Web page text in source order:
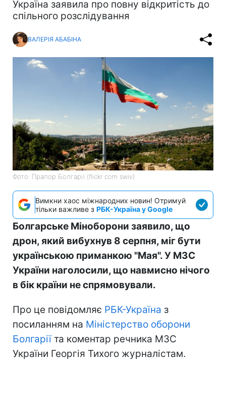
Україна заявила про повну відкритість до
спільного розслідування
ВАЛЕРІЯ АБАБІНА
Фото: Прапор Болгарії (flickr com swiv)
Вимкни хаос міжнародних новин! Отримуй
тільки важливе з РБК-Україна у Google
Болгарське Міноборони заявило, що
дрон, який вибухнув 8 серпня, міг бути
українською приманкою "Мая". У МЗС
України наголосили, що навмисно нічого
в бік країни не спрямовували.
Про це повідомляє РБК-Україна з
посиланням на Міністерство оборони
Болгаріїта коментар речника МЗС
України Георгія Тихого журналістам.